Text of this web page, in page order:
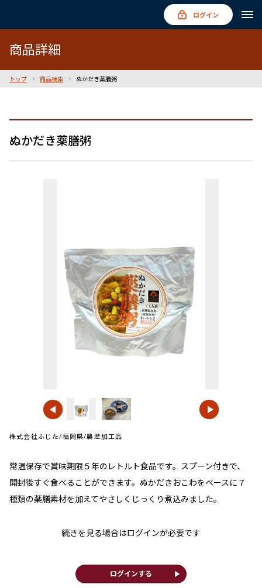
ログイン
商品詳細
トップ 商品検索 ぬかだき薬膳粥
ぬかだき薬膳粥
株式会社ふじた/福岡県/農産加工品
常温保存で賞味期限５年のレトルト食品です。スプーン付きで、
開封後すぐ食べることができます。ぬかだきおこわをベースに７
種類の薬膳素材を加えてやさしくじっくり煮込みました。
続きを見る場合はログインが必要です
ログインする play_arrow